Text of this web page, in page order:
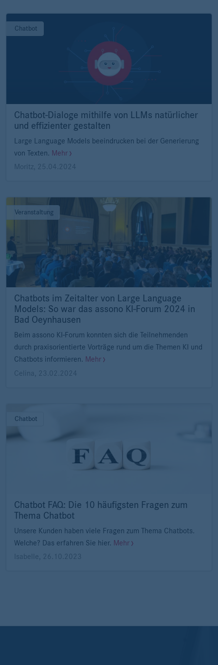
Chatbot
Chatbot-Dialoge mithilfe von LLMs natürlicher
und effizienter gestalten
Large Language Models beeindrucken bei der Generierung
von Texten. Mehr
Moritz
25.04.2024
Veranstaltung
Chatbots im Zeitalter von Large Language
Models: So war das assono KI-Forum 2024 in
Bad Oeynhausen
Beim assono KI-Forum konnten sich die Teilnehmenden
durch praxisorientierte Vorträge rund um die Themen KI und
Chatbots informieren. Mehr
Celina
23.02.2024
Chatbot
Chatbot FAQ: Die 10 häufigsten Fragen zum
Thema Chatbot
Unsere Kunden haben viele Fragen zum Thema Chatbots.
Welche? Das erfahren Sie hier. Mehr
Isabelle, 26.10.2023